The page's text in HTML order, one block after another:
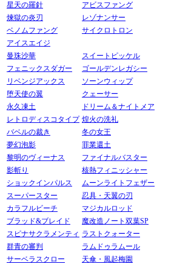
星天の羅針
アビスファング
煉獄の炎刃
レゾナンサー
ベノムファング
サイクロトロン
アイスエイジ
曼珠沙華
スイートピッケル
フェニックスダガー
ゴールデンレガシー
リベンジアックス
ソーンウィップ
堕天使の翼
クェーサー
永久凍土
ドリーム＆ナイトメア
レトロディスコタイプ 煌火の洗礼
バベルの裁き
冬の女王
夢幻泡影
罪業還土
黎明のヴィーナス
ファイナルバスター
影斬り
核熱フィニッシャー
ショックインパルス
ムーンライトフェザー
スーパースター
忍具・天翼の刃
カラフルビーチ
マジカルロッド
ブラッド&ブレイド
魔改造ノート双葉SP
スピナサクラメンティ ラストクォーター
群青の審判
ラムドゥラムール
サーベラスクロー
天傘・風起梅園